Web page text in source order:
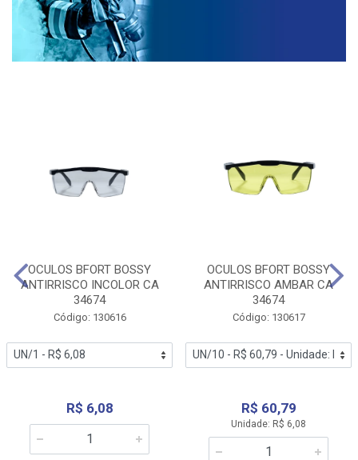
OCULOS BFORT BOSSY
ANTIRRISCO INCOLOR CA
34674
Código: 130616
R$ 6,08
OCULOS BFORT BOSSY
ANTIRRISCO AMBAR CA
34674
Código: 130617
R$ 60,79
Unidade: R$ 6,08